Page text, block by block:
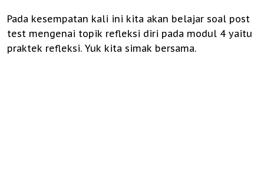
Pada kesempatan kali ini kita akan belajar soal post
test mengenai topik refleksi diri pada modul 4 yaitu
praktek refleksi. Yuk kita simak bersama.